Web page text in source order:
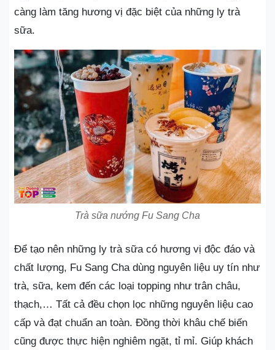
càng làm tăng hương vị đặc biệt của những ly trà
sữa.
Trà sữa nướng Fu Sang Cha
Để tạo nên những ly trà sữa có hương vị độc đáo và
chất lượng, Fu Sang Cha dùng nguyên liệu uy tín như
trà, sữa, kem đến các loại topping như trân châu,
thạch,… Tất cả đều chọn lọc những nguyên liệu cao
cấp và đạt chuẩn an toàn. Đồng thời khâu chế biến
cũng được thực hiện nghiêm ngặt, tỉ mỉ. Giúp khách